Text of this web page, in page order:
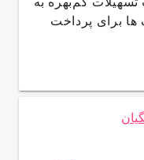
ها برای پرداخت